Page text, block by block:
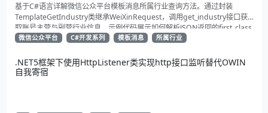
基于C#语言详解微信公众平台模板消息所属行业查询方法。通过封装
TemplateGetIndustry类继承WeiXinRequest，调用get_industry接口获
取账号主营与副营行业信息。示例代码展示如何解析JSON返回的first_class
与second_class数据，为开发者提供合规通知场景开发支持
微信公众平台 C#开发系列 模板消息 所属行业
.NET5框架下使用HttpListener类实现http接口监听替代OWIN
自我寄宿